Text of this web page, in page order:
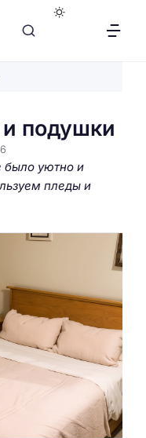
подушки
6
было уютно и
пледы и